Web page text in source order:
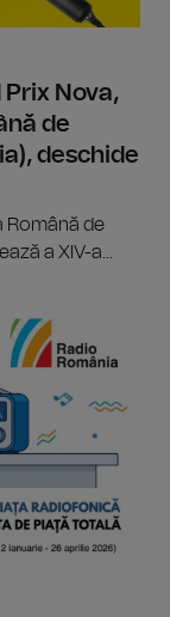
Nova,
de
deschide
Română de
a XIV-a...